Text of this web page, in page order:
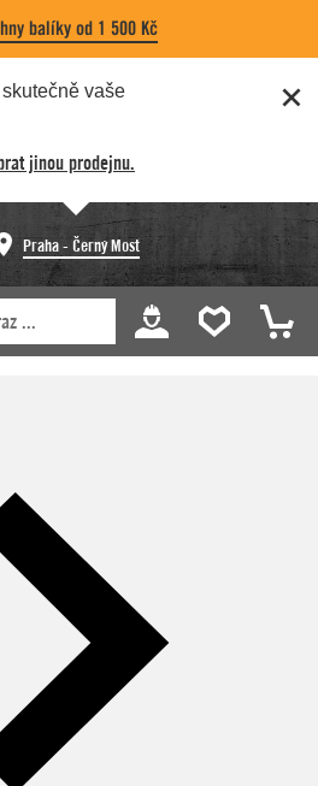
balíky od 1 500 Kč
skutečně vaše
jinou prodejnu.
Praha - Černý Most